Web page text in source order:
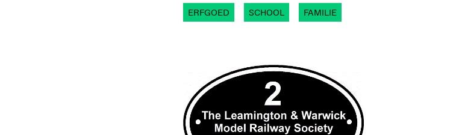
ERFGOED SCHOOL FAMILIE